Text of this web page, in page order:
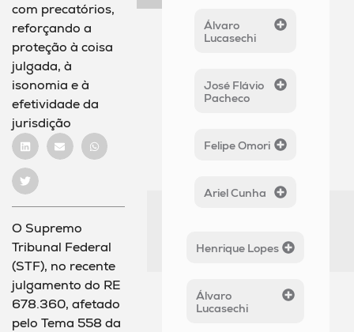
com precatórios,
reforçando a
proteção à coisa
julgada, à
isonomia e à
efetividade da
jurisdição
O Supremo
Tribunal Federal
(STF), no recente
julgamento do RE
678.360, afetado
pelo Tema 558 da
Álvaro
Lucasechi
José Flávio
Pacheco
Felipe Omori
Ariel Cunha
Henrique Lopes
Álvaro
Lucasechi